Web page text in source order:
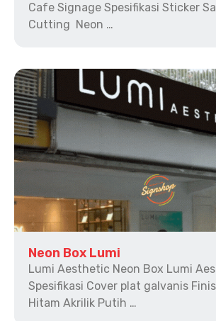
Cafe Signage Spesifikasi Sticker
Cutting Neon …
Neon Box Lumi
Lumi Aesthetic Neon Box Lumi
Spesifikasi Cover plat galvanis
Hitam Akrilik Putih …